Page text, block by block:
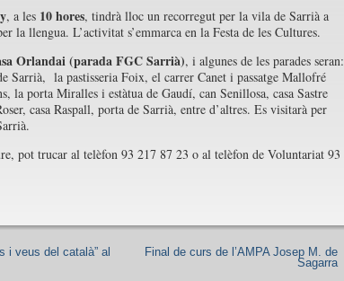
, a les 10 hores, tindrà lloc un recorregut per la vila de Sarrià a
la llengua. L’activitat s’emmarca en la Festa de les Cultures.
Orlandai (parada FGC Sarrià), i algunes de les parades seran:
Sarrià, la pastisseria Foix, el carrer Canet i passatge Mallofré
la porta Miralles i estàtua de Gaudí, can Senillosa, casa Sastre
casa Raspall, porta de Sarrià, entre d’altres. Es visitarà per
pot trucar al telèfon 93 217 87 23 o al telèfon de Voluntariat 93
Final de curs de l’AMPA Josep M. de
Sagarra
i veus del català” al